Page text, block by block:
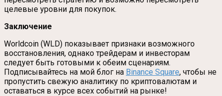
целевые уровни для покупок.
Заключение
Worldcoin (WLD) показывает признаки возможного
восстановления, однако трейдерам и инвесторам
следует быть готовыми к обеим сценариям.
Подписывайтесь на мой блог на Binance Square, чтобы не
пропустить свежую аналитику по криптовалютам и
оставаться в курсе всех событий на рынке!